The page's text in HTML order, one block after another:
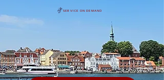
SERVICE ON DEMAND